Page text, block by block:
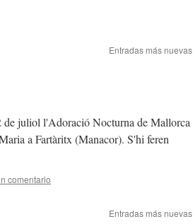
Entradas más nuevas
juliol l'Adoració Nocturna de Mallorca
a Fartàritx (Manacor). S'hi feren
comentario
Entradas más nuevas